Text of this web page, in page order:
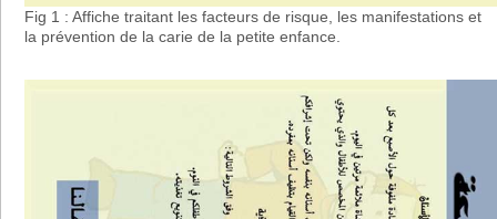
Fig 1 : Affiche traitant les facteurs de risque, les manifestations et
la prévention de la carie de la petite enfance.